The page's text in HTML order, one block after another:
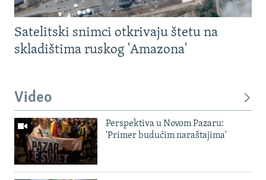
Satelitski snimci otkrivaju štetu na
skladištima ruskog 'Amazona'
Video
Perspektiva u Novom Pazaru:
'Primer budućim naraštajima'